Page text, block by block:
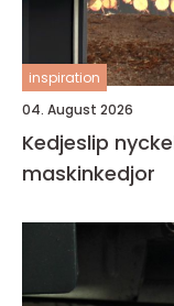
inspiration
04. August 2026
Kedjeslip nyckeln till effektiva och säkra
maskinkedjor